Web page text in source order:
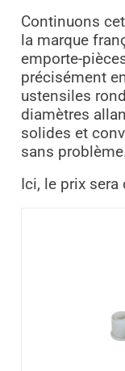
Continuons
la marque
emporte-
précisément
ustensiles
diamètres
solides et
sans
Ici, le prix